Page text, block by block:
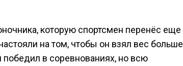
которую спортсмен перенёс еще
на том, чтобы он взял вес больше
победил в соревнованиях, но всю